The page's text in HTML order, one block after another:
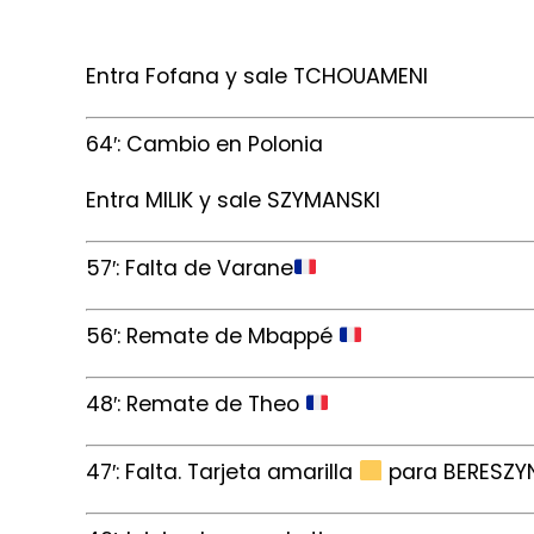
Entra Fofana y sale TCHOUAMENI
64′: Cambio en Polonia
Entra MILIK y sale SZYMANSKI
57′: Falta de Varane
56′: Remate de Mbappé
48′: Remate de Theo
47′: Falta. Tarjeta amarilla para